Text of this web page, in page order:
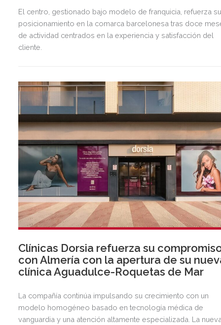
El centro, gestionado bajo modelo de franquicia, refuerza
posicionamiento en la comarca barcelonesa tras doce
de actividad centrados en la experiencia y satisfacción del
cliente.
Clínicas Dorsia refuerza su
con Almería con la apertura de su
clínica Aguadulce-Roquetas de Mar
La compañía continúa impulsando su crecimiento con un
modelo homogéneo basado en tecnología médica de
vanguardia y una atención altamente especializada. La